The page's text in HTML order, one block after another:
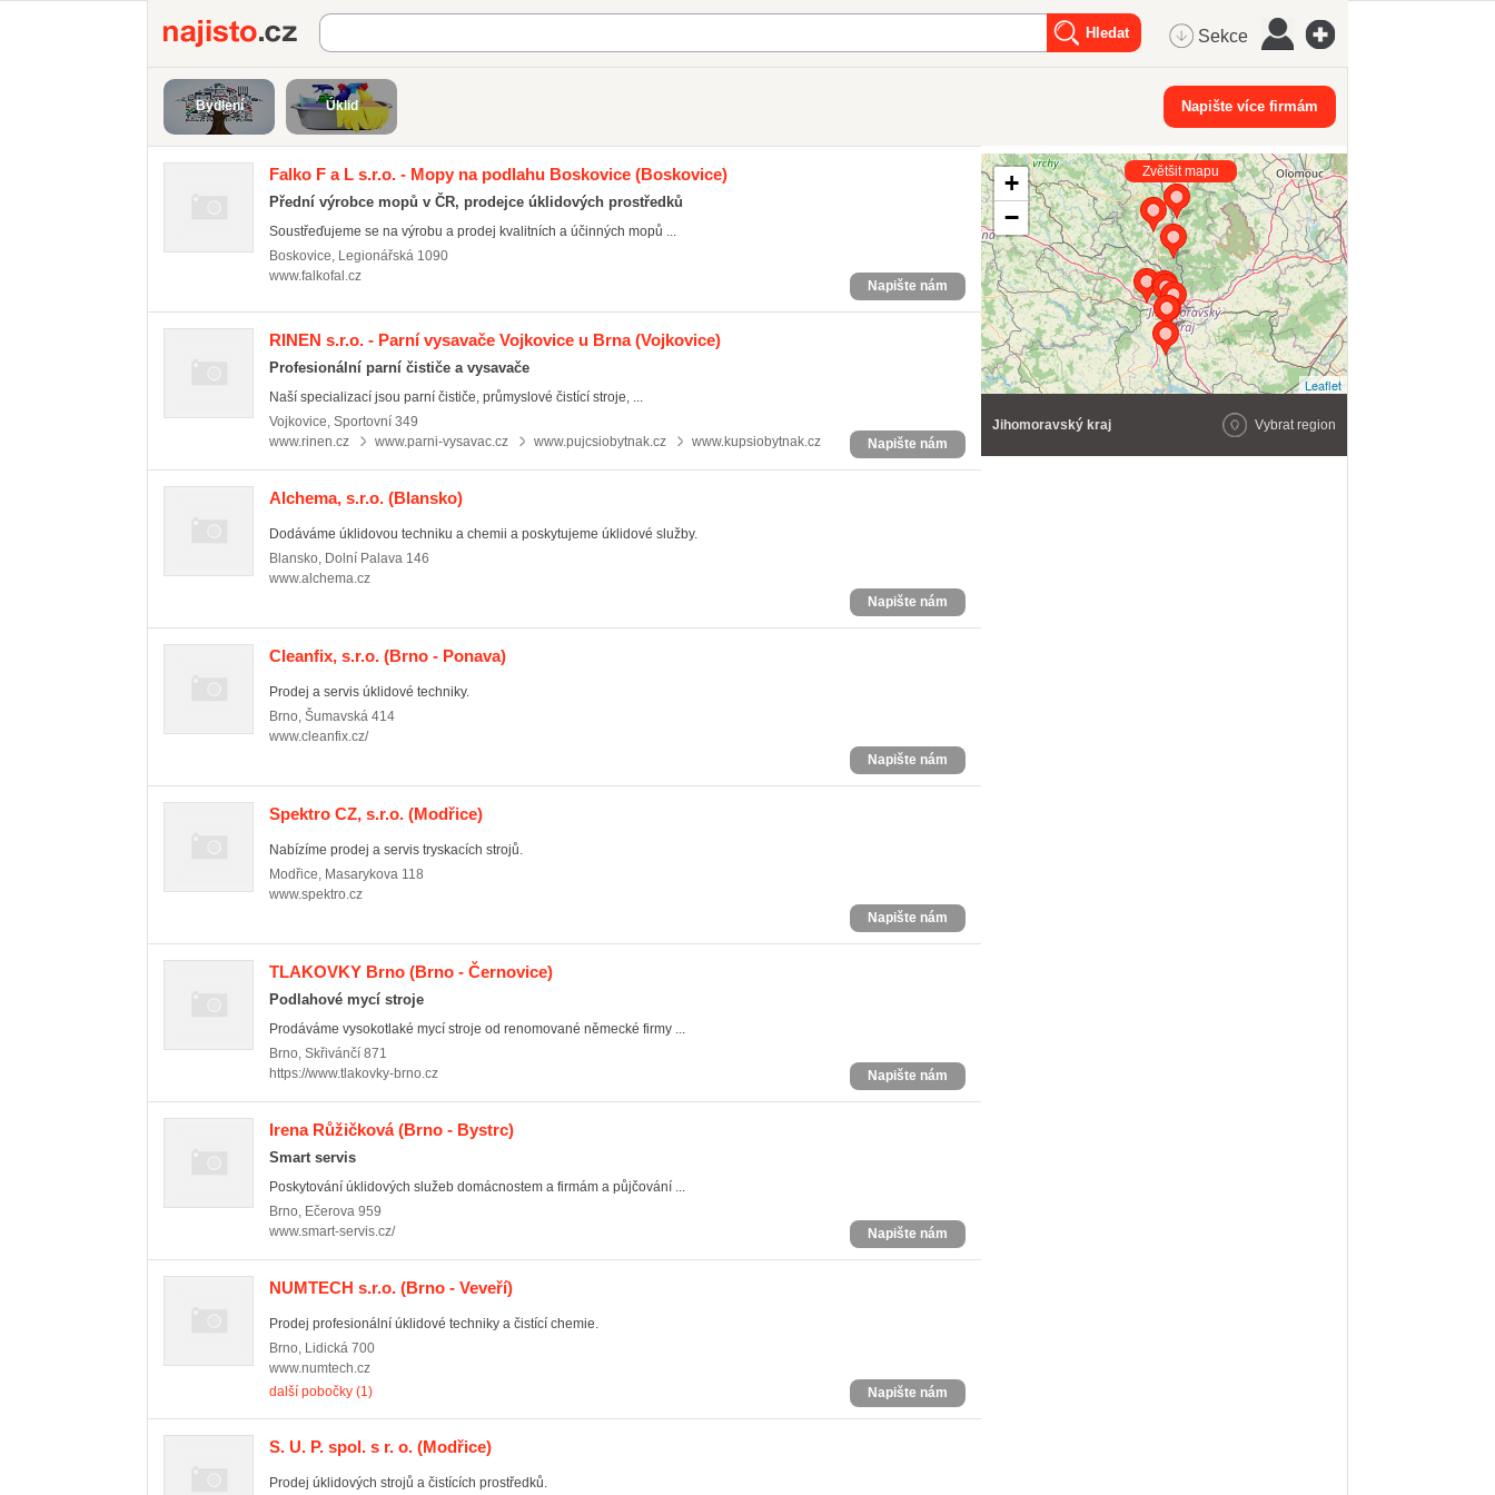
Najisto.cz Sekce
Bydlení Úklid Napište více firmám
Falko F a L s.r.o. - Mopy na podlahu Boskovice (Boskovice)
Přední výrobce mopů v ČR, prodejce úklidových prostředků
Soustřeďujeme se na výrobu a prodej kvalitních a účinných mopů ...
Boskovice, Legionářská 1090
www.falkofal.cz
Napište nám
RINEN s.r.o. - Parní vysavače Vojkovice u Brna(Vojkovice)
Profesionální parní čističe a vysavače
Naší specializací jsou parní čističe, průmyslové čistící stroje, ...
Vojkovice, Sportovní 349
www.rinen.cz
www.parni-vysavac.cz www.pujcsiobytnak.cz www.kupsiobytnak.cz Napište nám
Alchema, s.r.o. (Blansko)
Dodáváme úklidovou techniku a chemii a poskytujeme úklidové služby.
Blansko, Dolní Palava 146
www.alchema.cz
Napište nám
Cleanfix, s.r.o. (Brno - Ponava)
Prodej a servis úklidové techniky.
Brno, Šumavská 414
www.cleanfix.cz/
Napište nám
Spektro CZ, s.r.o. (Modřice)
Nabízíme prodej a servis tryskacích strojů.
Modřice, Masarykova 118
www.spektro.cz
Napište nám
TLAKOVKY Brno (Brno - Černovice)
Podlahové mycí stroje
Prodáváme vysokotlaké mycí stroje od renomované německé firmy ...
Brno, Skřivánčí 871
https://www.tlakovky-brno.cz
Napište nám
Irena Růžičková(Brno - Bystrc)
Smart servis
Poskytování úklidových služeb domácnostem a firmám a půjčování ...
Brno, Ečerova 959
www.smart-servis.cz/
Napište nám
NUMTECH s.r.o. (Brno - Veveří)
Prodej profesionální úklidové techniky a čistící chemie.
Brno, Lidická 700
www.numtech.cz
další pobočky (1)
Napište nám
S. U. P. spol. s r. o. (Modřice)
Prodej úklidových strojů a čistících prostředků.
+
−
Leaflet
Zvětšit mapu
Jihomoravský kraj Vybrat region